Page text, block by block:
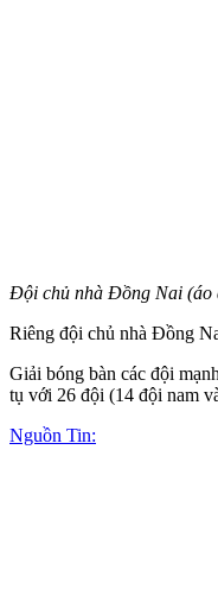
Đội chủ nhà Đồng Nai (áo
Riêng đội chủ nhà Đồng
Giải bóng bàn các đội
tụ với 26 đội (14 đội nam
Nguồn Tin: